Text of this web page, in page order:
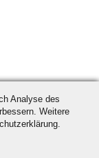
Analyse des
Weitere